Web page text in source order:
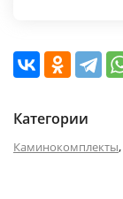
Категории
Каминокомплекты,